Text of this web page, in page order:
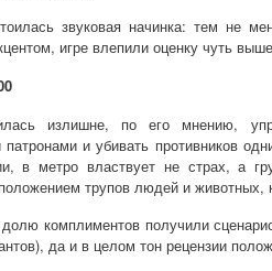
звуковая начинка: тем не
игре влепили оценку чуть
излишне, по его мнению,
патронами и убивать противников
в метро властвует не страх, а
трупов людей и животных,
комплиментов получили
да и в целом тон рецензии